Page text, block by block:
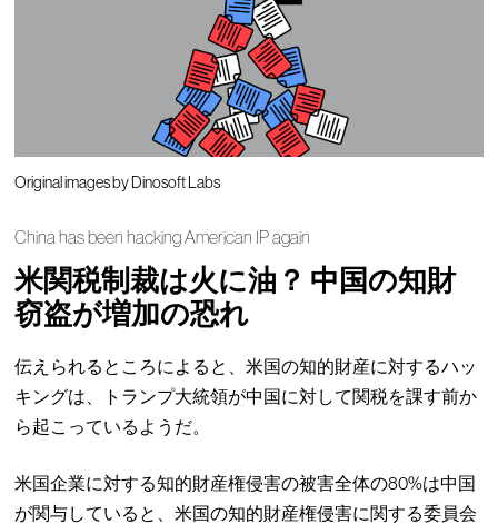
Original images by Dinosoft Labs
China has been hacking American IP again
米関税制裁は火に油？ 中国の知財
窃盗が増加の恐れ
伝えられるところによると、米国の知的財産に対するハッ
キングは、トランプ大統領が中国に対して関税を課す前か
ら起こっているようだ。
米国企業に対する知的財産権侵害の被害全体の80%は中国
が関与していると、米国の知的財産権侵害に関する委員会